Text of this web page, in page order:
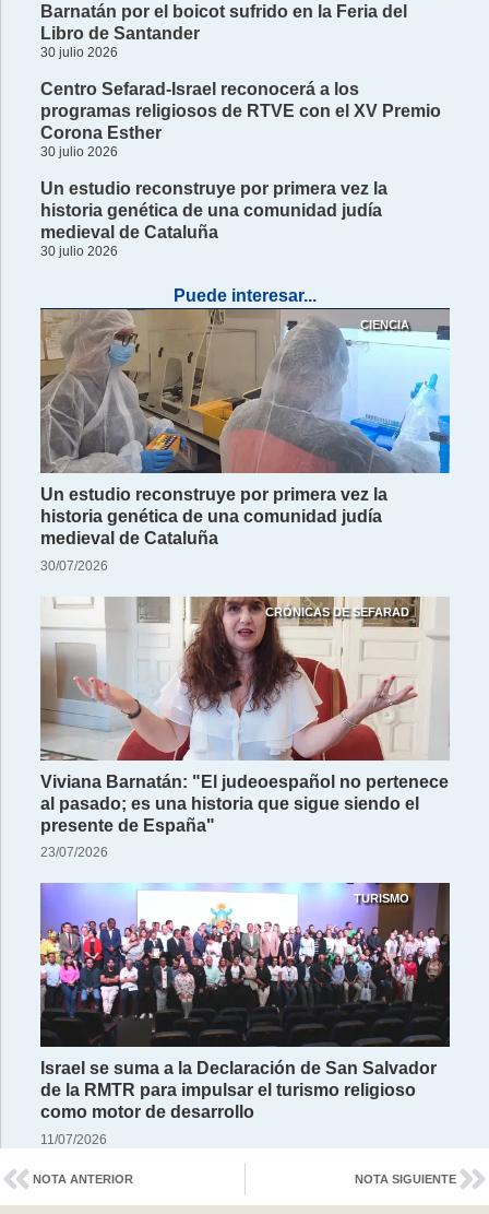
Barnatán por el boicot sufrido en la Feria del
Libro de Santander
30 julio 2026
Centro Sefarad-Israel reconocerá a los
programas religiosos de RTVE con el XV Premio
Corona Esther
30 julio 2026
Un estudio reconstruye por primera vez la
historia genética de una comunidad judía
medieval de Cataluña
30 julio 2026
Puede interesar...
CIENCIA
Un estudio reconstruye por primera vez la
historia genética de una comunidad judía
medieval de Cataluña
30/07/2026
CRÓNICAS DE SEFARAD
Viviana Barnatán: "El judeoespañol no pertenece
al pasado; es una historia que sigue siendo el
presente de España"
23/07/2026
TURISMO
Israel se suma a la Declaración de San Salvador
de la RMTR para impulsar el turismo religioso
como motor de desarrollo
11/07/2026
NOTA ANTERIOR NOTA SIGUIENTE